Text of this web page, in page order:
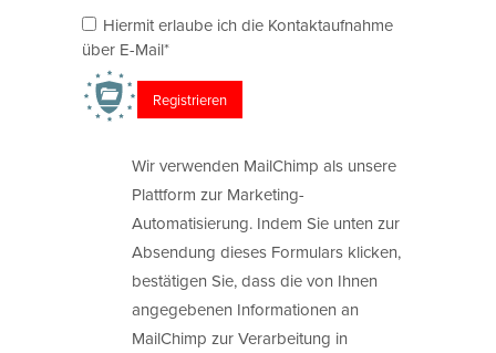
Hiermit erlaube ich die Kontaktaufnahme
über E-Mail*
Wir verwenden MailChimp als unsere
Plattform zur Marketing-
Automatisierung. Indem Sie unten zur
Absendung dieses Formulars klicken,
bestätigen Sie, dass die von Ihnen
angegebenen Informationen an
MailChimp zur Verarbeitung in